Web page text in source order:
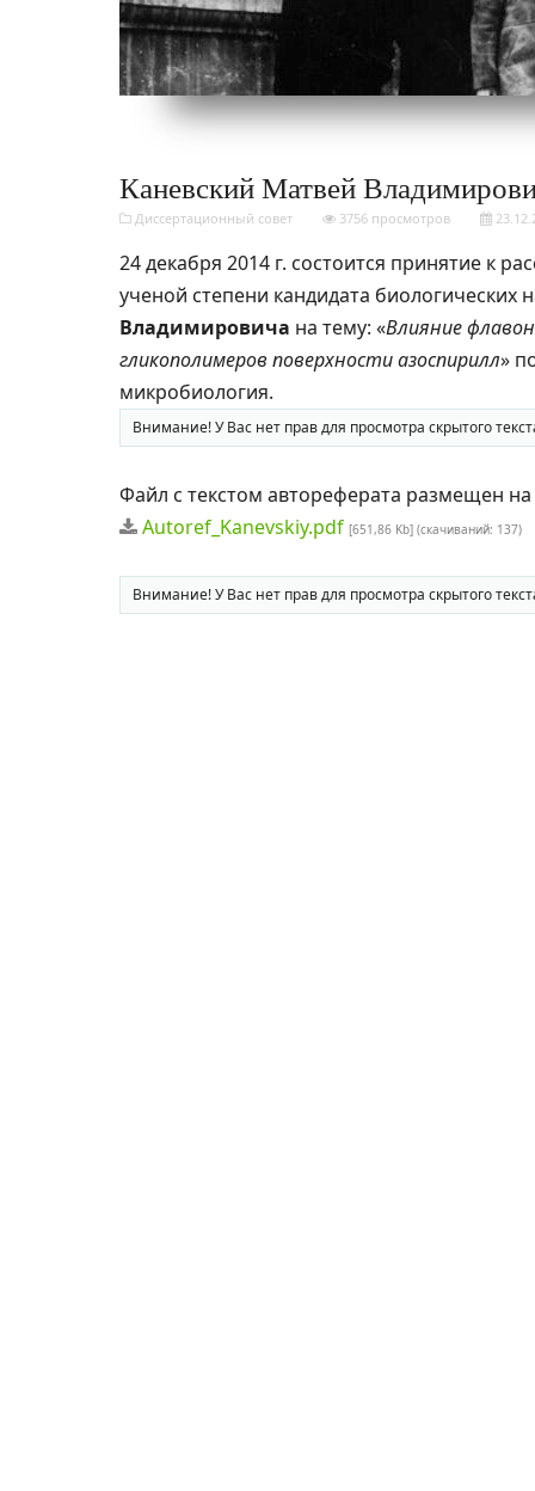
Каневский Матвей
Диссертационный совет 3756 просмотров
24 декабря 2014 г. состоится принятие к
ученой степени кандидата биологических
Владимировича на тему: «Влияние
гликополимеров поверхности азоспирилл»
микробиология.
Внимание! У Вас нет прав для просмотра скрытого
Файл с текстом автореферата размещен на
Autoref_Kanevskiy.pdf [651,86 Kb] (cкачиваний: 137)
Внимание! У Вас нет прав для просмотра скрытого